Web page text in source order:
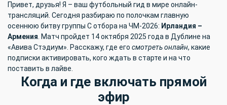
Привет, друзья! Я – ваш футбольный гид в мире онлайн-
трансляций. Сегодня разбираю по полочкам главную
осеннюю битву группы C отбора на ЧМ-2026: Ирландия –
Армения . Матч пройдет 14 октября 2025 года в Дублине на
«Авива Стэдиум». Расскажу, где его смотреть онлайн, какие
подписки активировать, кого ждать в старте и на что
поставить в лайве.
Когда и где включать прямой
эфир